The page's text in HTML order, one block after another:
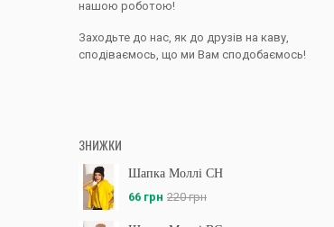
нашою роботою!
Заходьте до нас, як до друзів на каву,
сподіваємось, що ми Вам сподобаємось!
ЗНИЖКИ
Шапка Моллі CH
66 грн 220 грн